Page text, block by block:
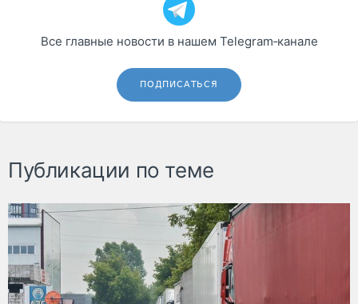
Все главные новости в нашем Telegram‑канале
ПОДПИСАТЬСЯ
Публикации по теме